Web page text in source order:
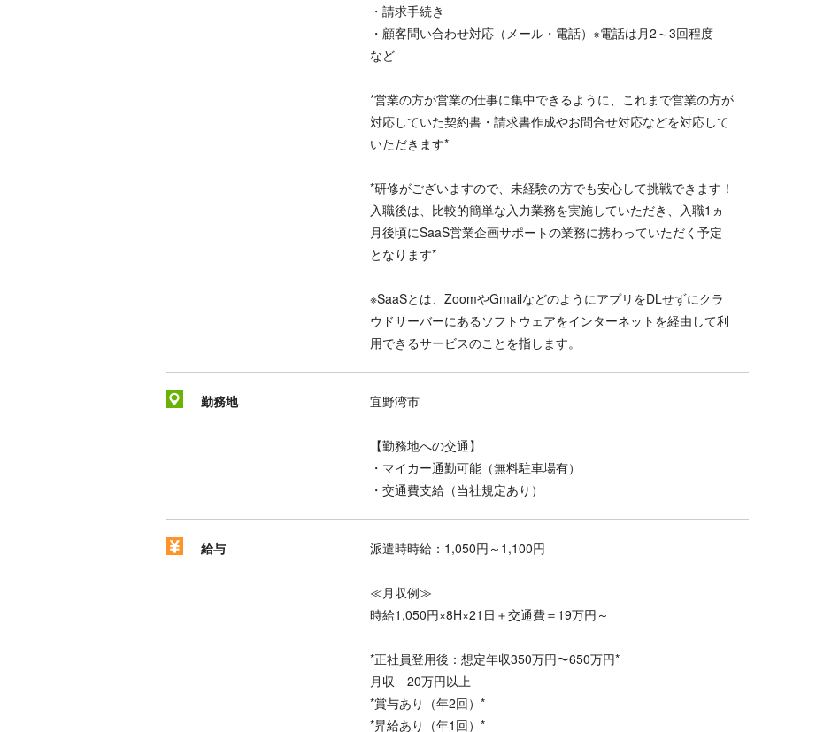
・請求手続き
・顧客問い合わせ対応（メール・電話）※電話は月2～3回程度
など
*営業の方が営業の仕事に集中できるように、これまで営業の方が
対応していた契約書・請求書作成やお問合せ対応などを対応して
いただきます*
*研修がございますので、未経験の方でも安心して挑戦できます！
入職後は、比較的簡単な入力業務を実施していただき、入職1ヵ
月後頃にSaaS営業企画サポートの業務に携わっていただく予定
となります*
※SaaSとは、ZoomやGmailなどのようにアプリをDLせずにクラ
ウドサーバーにあるソフトウェアをインターネットを経由して利
用できるサービスのことを指します。
勤務地 宜野湾市
【勤務地への交通】
・マイカー通勤可能（無料駐車場有）
・交通費支給（当社規定あり）
給与 派遣時時給：1,050円～1,100円
≪月収例≫
時給1,050円×8H×21日＋交通費＝19万円～
*正社員登用後：想定年収350万円〜650万円*
月収 20万円以上
*賞与あり（年2回）*
*昇給あり（年1回）*